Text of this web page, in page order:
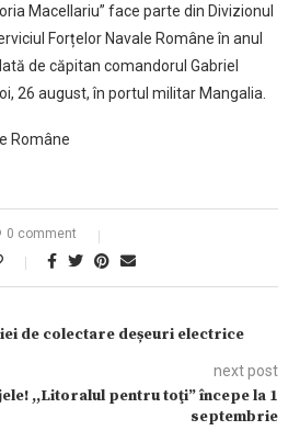
Macellariu” face parte din Divizionul
Forțelor Navale Române în anul
de căpitan comandorul Gabriel
26 august, în portul militar Mangalia.
Române
0 comment
de colectare deșeuri electrice
next post
,,Litoralul pentru toţi” începe la 1
septembrie